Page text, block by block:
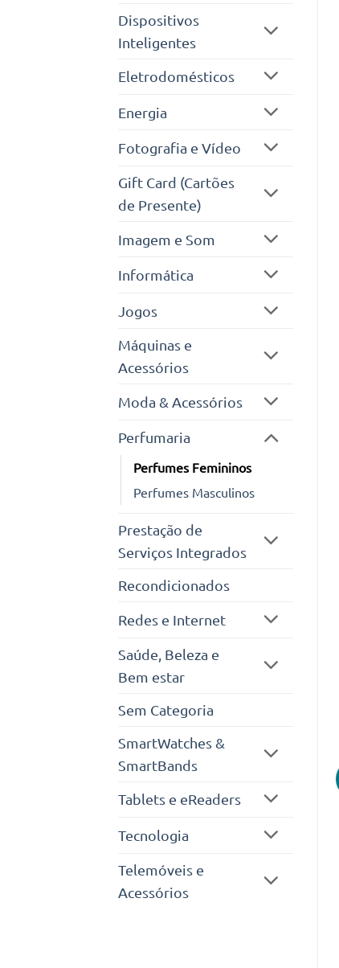
Dispositivos
Inteligentes
Eletrodomésticos
Energia
Fotografia e Vídeo
Gift Card (Cartões
de Presente)
Imagem e Som
Informática
Jogos
Máquinas e
Acessórios
Moda & Acessórios
Perfumaria
Perfumes Femininos
Perfumes Masculinos
Prestação de
Serviços Integrados
Recondicionados
Redes e Internet
Saúde, Beleza e
Bem estar
Sem Categoria
SmartWatches &
SmartBands
Tablets e eReaders
Tecnologia
Telemóveis e
Acessórios